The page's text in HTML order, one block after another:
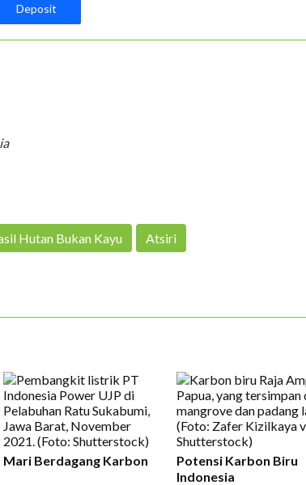
Deposit
Hutan Bukan Kayu Atsiri
Mari Berdagang Karbon
Potensi Karbon Biru
Indonesia